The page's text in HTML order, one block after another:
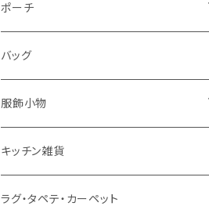
ポーチ
パソコンケース
バッグ
服飾小物
ストール
ベルト
キッチン雑貨
ラグ・タペテ・カーペット